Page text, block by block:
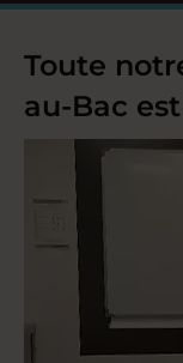
Toute
au-Bac